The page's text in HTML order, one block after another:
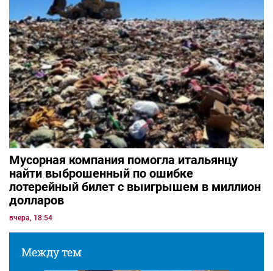
Мусорная компания помогла итальянцу
найти выброшенный по ошибке
лотерейный билет с выигрышем в миллион
долларов
вчера, 18:54
Между тем